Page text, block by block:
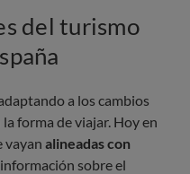
del turismo
a los cambios
forma de viajar. Hoy en
vayan alineadas con
sobre el